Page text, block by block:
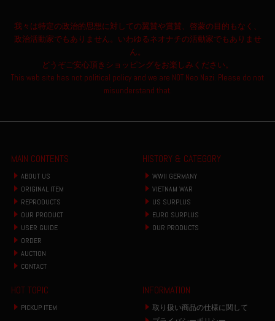
我々は特定の政治的思想に対しての翼賛や賞賛、啓蒙の目的もなく、
政治活動家でもありません。いわゆるネオナチの活動家でもありませ
ん。
どうぞご安心頂きショッピングをお楽しみください。
This web site has not political policy and we are NOT Neo Nazi. Please do not
misunderstand that.
MAIN CONTENTS
ABOUT US
ORIGINAL ITEM
REPRODUCTS
OUR PRODUCT
USER GUIDE
ORDER
AUCTION
CONTACT
HISTORY & CATEGORY
WWII GERMANY
VIETNAM WAR
US SURPLUS
EURO SURPLUS
OUR PRODUCTS
HOT TOPIC
PICKUP ITEM
INFORMATION
取り扱い商品の仕様に関して